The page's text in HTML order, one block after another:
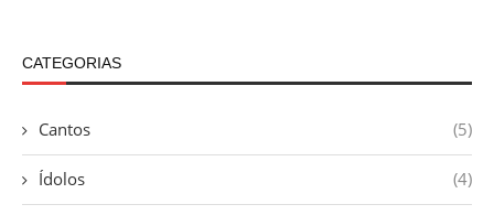
CATEGORIAS
Cantos (5)
Ídolos (4)